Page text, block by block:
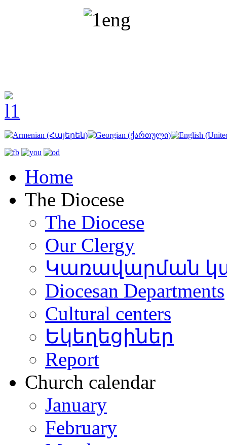
Home
The Diocese
The Diocese
Our Clergy
Կառավարման
Diocesan Departments
Cultural centers
Եկեղեցիներ
Report
Church calendar
January
February